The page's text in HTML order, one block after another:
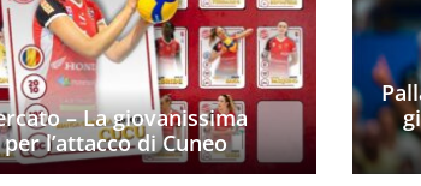
– La giovanissima
l’attacco di Cuneo